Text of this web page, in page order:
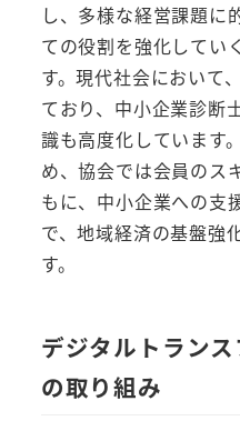
し、多様な経営課題に
ての役割を強化してい
す。現代社会において
ており、中小企業診断
識も高度化しています
め、協会では会員のス
もに、中小企業への支
で、地域経済の基盤強
す。
デジタルトラン
の取り組み